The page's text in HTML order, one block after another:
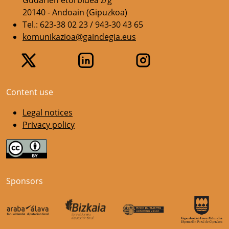
20140 - Andoain (Gipuzkoa)
Tel.: 623-38 02 23 / 943-30 43 65
komunikazioa@gaindegia.eus
Content use
Legal notices
Privacy policy
Sponsors